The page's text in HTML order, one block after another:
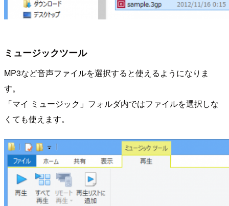
ミュージックツール
MP3など音声ファイルを選択すると使えるようになりま
す。
「マイ ミュージック」フォルダ内ではファイルを選択しな
くても使えます。